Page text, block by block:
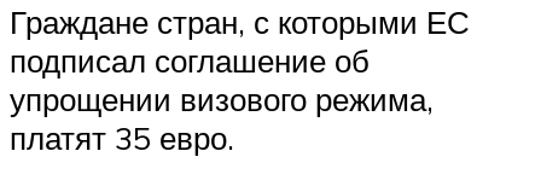
Граждане стран, с которыми ЕС
подписал соглашение об
упрощении визового режима,
платят 35 евро.